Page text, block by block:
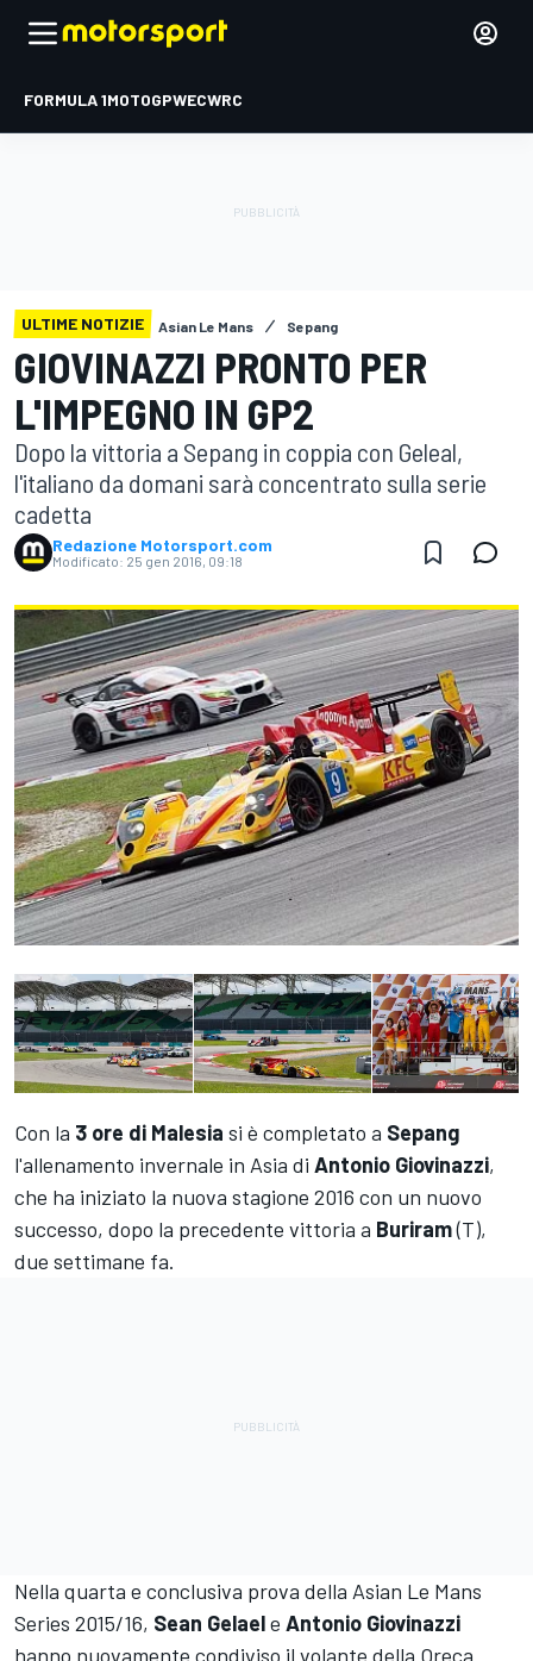
FORMULA 1MOTOGPWECWRC
ULTIME NOTIZIE Asian Le Mans Sepang
GIOVINAZZI PRONTO PER
L'IMPEGNO IN GP2
Dopo la vittoria a Sepang in coppia con Geleal,
l'italiano da domani sarà concentrato sulla serie
cadetta
Redazione Motorsport.com
Modificato: 25 gen 2016, 09:18
Con la 3 ore di Malesia si è completato a Sepang
l'allenamento invernale in Asia di Antonio Giovinazzi,
che ha iniziato la nuova stagione 2016 con un nuovo
successo, dopo la precedente vittoria a Buriram(T),
due settimane fa.
Nella quarta e conclusiva prova della Asian Le Mans
Series 2015/16, Sean Gelaele Antonio Giovinazzi
hanno nuovamente condiviso il volante della Oreca